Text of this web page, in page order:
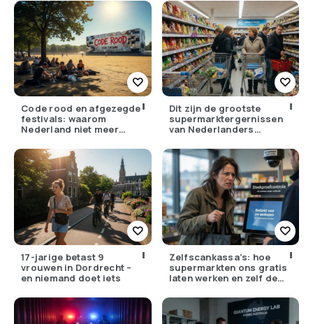
Code rood en afgezegde
festivals: waarom
Nederland niet meer
Dit zijn de grootste
supermarktergernissen
van Nederlanders
17-jarige betast 9
vrouwen in Dordrecht –
en niemand doet iets
Zelfscankassa’s: hoe
supermarkten ons gratis
laten werken en zelf de